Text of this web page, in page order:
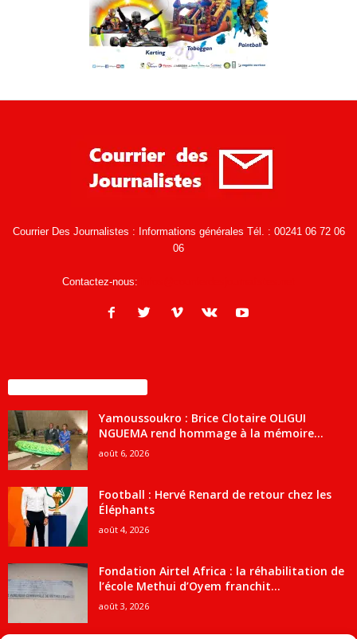
Courrier Des Journalistes : Informations générales Tél. : 00241 06 72 06
06
Contactez-nous:
Yamoussoukro : Brice Clotaire OLIGUI
NGUEMA rend hommage à la mémoire...
août 6, 2026
Football : Hervé Renard de retour chez les
Éléphants
août 4, 2026
Fondation Airtel Africa : la réhabilitation de
l’école Methui d’Oyem franchit...
août 3, 2026